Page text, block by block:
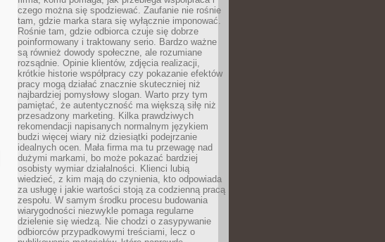
czego można się spodziewać. Zaufanie nie rośnie
tam, gdzie marka stara się wyłącznie imponować.
Rośnie tam, gdzie odbiorca czuje się dobrze
poinformowany i traktowany serio. Bardzo ważne
są również dowody społeczne, ale rozumiane
rozsądnie. Opinie klientów, zdjęcia realizacji,
krótkie historie współpracy czy pokazanie efektów
pracy mogą działać znacznie skuteczniej niż
najbardziej pomysłowy slogan. Warto przy tym
pamiętać, że autentyczność ma większą siłę niż
przesadzony marketing. Kilka prawdziwych
rekomendacji napisanych normalnym językiem
budzi więcej wiary niż dziesiątki podejrzanie
idealnych ocen. Mała firma ma tu przewagę nad
dużymi markami, bo może pokazać bardziej
osobisty wymiar działalności. Klienci lubią
wiedzieć, z kim mają do czynienia, kto odpowiada
za usługę i jakie wartości stoją za codzienną pracą
zespołu. W samym środku procesu budowania
wiarygodności niezwykle pomaga regularne
dzielenie się wiedzą. Nie chodzi o zasypywanie
odbiorców przypadkowymi treściami, lecz o